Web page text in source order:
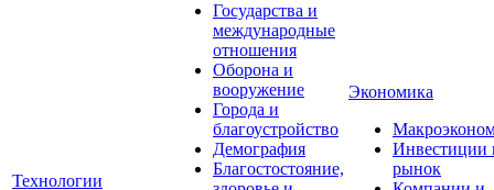
Технологии
Государства и
международные
отношения
Оборона и
вооружение
Города и
благоустройство
Демография
Благостостояние,
Экономика
Инвестиции
рынок